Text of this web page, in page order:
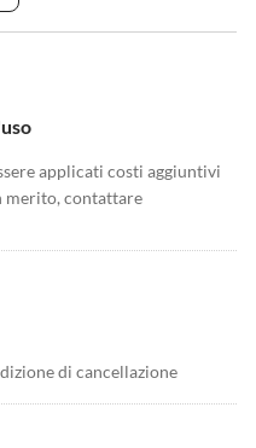
applicati costi aggiuntivi
merito, contattare
di cancellazione